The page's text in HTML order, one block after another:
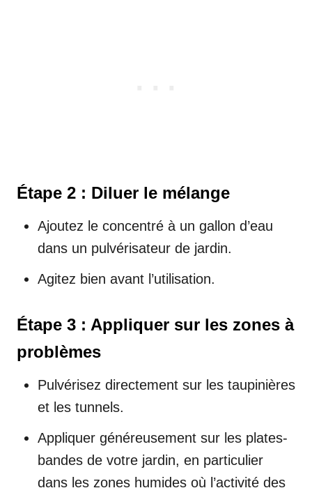
Étape 2 : Diluer le mélange
Ajoutez le concentré à un gallon d’eau
dans un pulvérisateur de jardin.
Agitez bien avant l’utilisation.
Étape 3 : Appliquer sur les zones à
problèmes
Pulvérisez directement sur les taupinières
et les tunnels.
Appliquer généreusement sur les plates-
bandes de votre jardin, en particulier
dans les zones humides où l’activité des